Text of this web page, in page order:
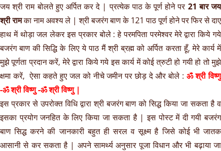
जय श्री राम बोलते हुए अर्पित कर दे | प्रत्येक पाठ के पूर्ण होने पर 21 बार जय
श्री रामका नाम अवश्य ले | श्री बजरंग बाण के 121 पाठ पूर्ण होने पर फिर से दाए
हाथ में थोड़ा जल लेकर इस प्रकार बोले : हे परमपिता परमेश्वर मेरे द्वारा किये गये
बजरंग बाण की सिद्धि के लिए ये पाठ मैं श्री ब्रह्म को अर्पित करता हूँ, मेरे कार्य में
मुझे पूर्णता प्रदान करें, मेरे द्वारा किये गये इस कार्य में कोई त्रुटी हो गयी हो तो मुझे
क्षमा करें, ऐसा कहते हुए जल को नीचे जमीन पर छोड़ दे और बोले :ॐ श्री विष्णु
-ॐ श्री विष्णु -ॐ श्री विष्णु |
इस प्रकार से उपरोक्त विधि द्वारा श्री बजरंग बाण को सिद्ध किया जा सकता है व
इसका प्रयोग जनहित के लिए किया जा सकता है | इस पोस्ट में दी गयी बजरंग
बाण सिद्ध करने की जानकारी बहुत ही सरल व सूक्ष्म है जिसे कोई भी जातक
आसानी से कर सकता है | अपने सामर्थ्य अनुसार पूजा विधान और भी बढ़ाया जा